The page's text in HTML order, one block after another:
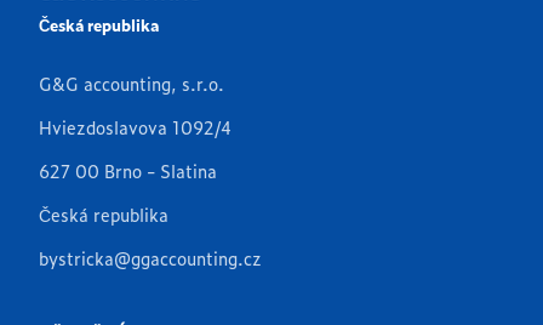
Česká republika
G&G accounting, s.r.o.
Hviezdoslavova 1092/4
627 00 Brno - Slatina
Česká republika
bystricka@ggaccounting.cz